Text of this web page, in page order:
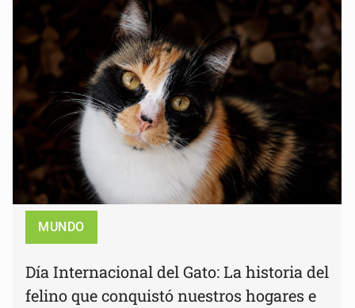
MUNDO
Día Internacional del Gato: La historia del
felino que conquistó nuestros hogares e